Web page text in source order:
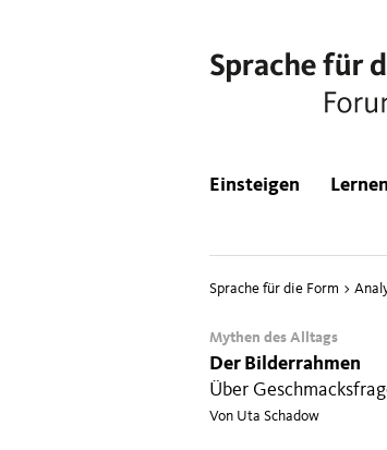
Einsteigen Lernen
Sprache für die Form >
Mythen des Alltags
Der Bilderrahmen
Über
Von Uta Schadow